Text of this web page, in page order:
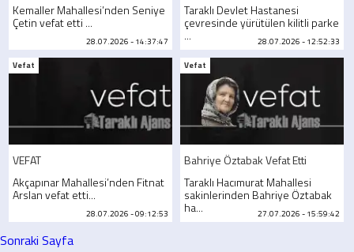
Kemaller Mahallesi’nden Seniye
Çetin vefat etti ...
28.07.2026 - 14:37:47
Taraklı Devlet Hastanesi
çevresinde yürütülen kilitli parke
... 28.07.2026 - 12:52:33
VEFAT
Akçapınar Mahallesi’nden Fitnat
Arslan vefat etti...
Vefat
28.07.2026 - 09:12:53
Bahriye Öztabak Vefat Etti
Taraklı Hacımurat Mahallesi
sakinlerinden Bahriye Öztabak
ha...
Vefat
27.07.2026 - 15:59:42
Sonraki Sayfa